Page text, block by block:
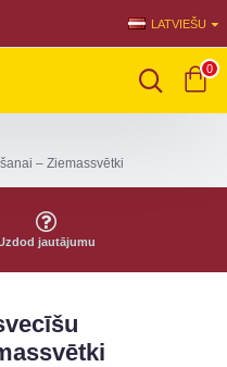
LATVIEŠU
0
– Ziemassvētki
jautājumu